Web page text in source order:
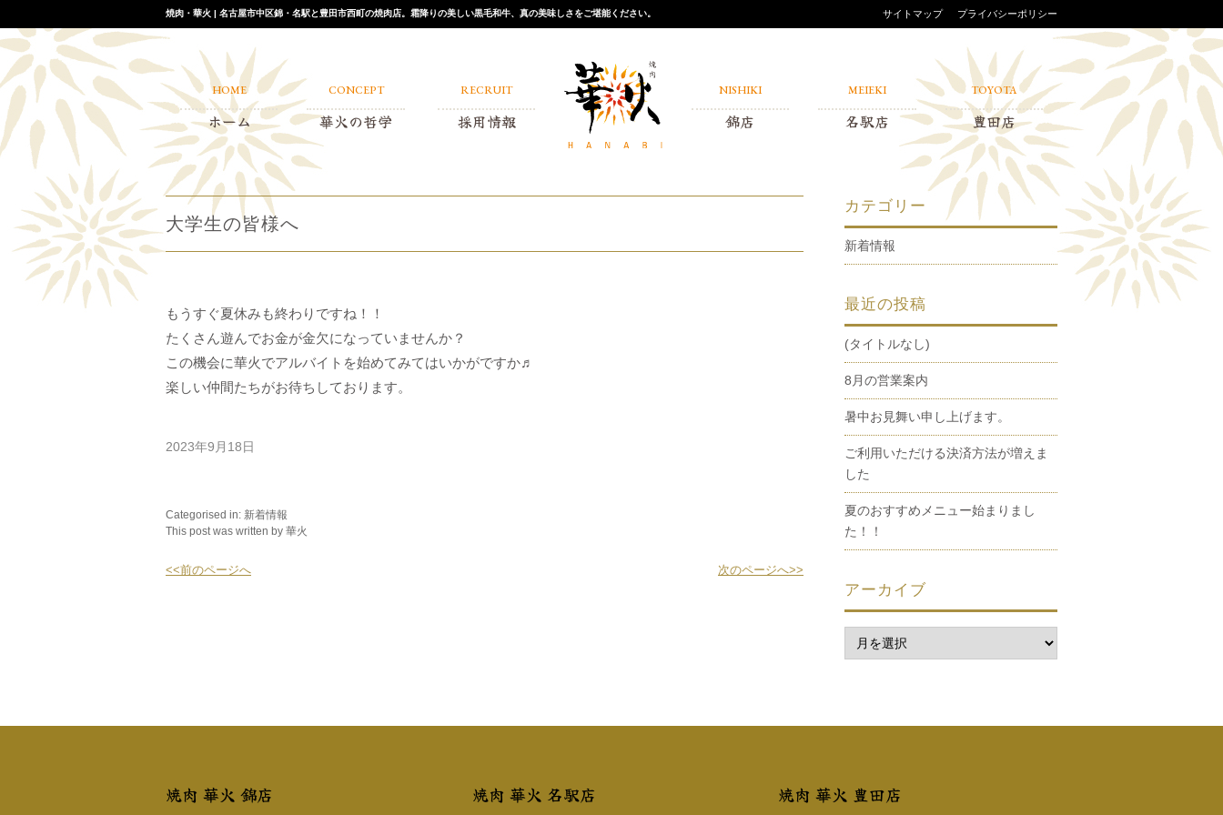
焼肉・華火 | 名古屋市中区錦・名駅と豊田市西町の焼肉店。霜降りの美しい黒毛和牛、真の美味しさをご堪能ください。 サイトマップ プライバシーポリシー
HOME
ホーム
CONCEPT
華火の哲学
RECRUIT
採用情報
正社員
アルバイト
NISHIKI
錦店
MEIEKI
名駅店
TOYOTA
豊田店
大学生の皆様へ
もうすぐ夏休みも終わりですね！！
たくさん遊んでお金が金欠になっていませんか？
この機会に華火でアルバイトを始めてみてはいかがですか♬
楽しい仲間たちがお待ちしております。
2023年9月18日
Categorised in: 新着情報
This post was written by 華火
<<前のページへ 次のページへ>>
カテゴリー
新着情報
最近の投稿
(タイトルなし)
8月の営業案内
暑中お見舞い申し上げます。
ご利用いただける決済方法が増えま
した
夏のおすすめメニュー始まりまし
た！！
アーカイブ
焼肉 華火 錦店 焼肉 華火 名駅店 焼肉 華火 豊田店